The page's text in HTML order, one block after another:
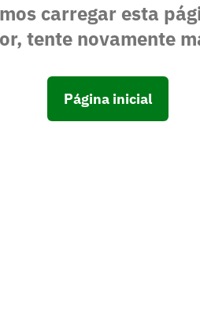
carregar esta
tente novamente
Página inicial